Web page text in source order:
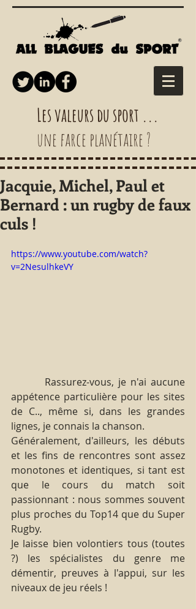
Les valeurs du sport ...
une farce planétaire ?
Jacquie, Michel, Paul et
Bernard : un rugby de faux
culs !
https://www.youtube.com/watch?
v=2NesulhkeVY
appétence particulière pour les sites
de C.., même si, dans les grandes
lignes, je connais la chanson.
Généralement, d'ailleurs, les débuts
et les fins de rencontres sont assez
monotones et identiques, si tant est
que le cours du match soit
passionnant : nous sommes souvent
plus proches du Top14 que du Super
Rugby.
Je laisse bien volontiers tous (toutes
?) les spécialistes du genre me
démentir, preuves à l'appui, sur les
niveaux de jeu réels !